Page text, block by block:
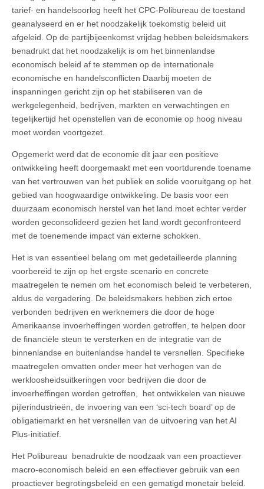
tarief- en handelsoorlog heeft het CPC-Polibureau de toestand
geanalyseerd en er het noodzakelijk toekomstig beleid uit
afgeleid. Op de partijbijeenkomst vrijdag hebben beleidsmakers
benadrukt dat het noodzakelijk is om het binnenlandse
economisch beleid af te stemmen op de internationale
economische en handelsconflicten Daarbij moeten de
inspanningen gericht zijn op het stabiliseren van de
werkgelegenheid, bedrijven, markten en verwachtingen en
tegelijkertijd het openstellen van de economie op hoog niveau
moet worden voortgezet.
Opgemerkt werd dat de economie dit jaar een positieve
ontwikkeling heeft doorgemaakt met een voortdurende toename
van het vertrouwen van het publiek en solide vooruitgang op het
gebied van hoogwaardige ontwikkeling. De basis voor een
duurzaam economisch herstel van het land moet echter verder
worden geconsolideerd gezien het land wordt geconfronteerd
met de toenemende impact van externe schokken.
Het is van essentieel belang om met gedetailleerde planning
voorbereid te zijn op het ergste scenario en concrete
maatregelen te nemen om het economisch beleid te verbeteren,
aldus de vergadering. De beleidsmakers hebben zich ertoe
verbonden bedrijven en werknemers die door de hoge
Amerikaanse invoerheffingen worden getroffen, te helpen door
de financiële steun te versterken en de integratie van de
binnenlandse en buitenlandse handel te versnellen. Specifieke
maatregelen omvatten onder meer het verhogen van de
werkloosheidsuitkeringen voor bedrijven die door de
invoerheffingen worden getroffen, het ontwikkelen van nieuwe
pijlerindustrieën, de invoering van een ‘sci-tech board’ op de
obligatiemarkt en het versnellen van de uitvoering van het AI
Plus-initiatief.
Het Polibureau benadrukte de noodzaak van een proactiever
macro-economisch beleid en een effectiever gebruik van een
proactiever begrotingsbeleid en een gematigd monetair beleid.